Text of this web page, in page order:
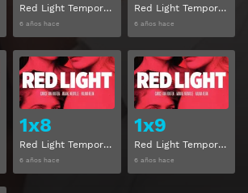
Red Light Temporada 1 Capitulo 5
6 años hace
Red Light Temporada 1 Capitulo 6
6 años hace
Ver
1x8
Red Light Temporada 1 Capitulo 8
6 años hace
Ver
1x9
Red Light Temporada 1 Capitulo 9
6 años hace